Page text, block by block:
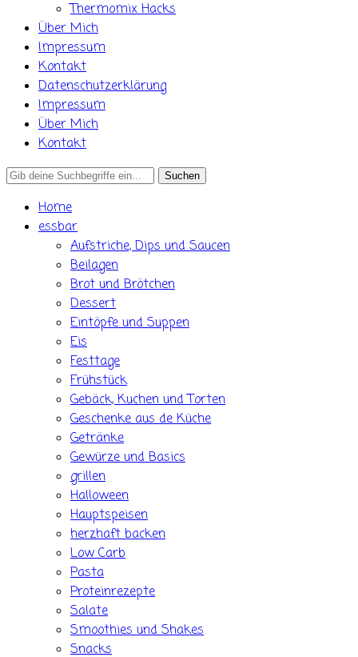
Thermomix Hacks
Über Mich
Impressum
Kontakt
Datenschutzerklärung
Impressum
Über Mich
Kontakt
Search
Home
essbar
Aufstriche, Dips und Saucen
Beilagen
Brot und Brötchen
Dessert
Eintöpfe und Suppen
Eis
Festtage
Frühstück
Gebäck, Kuchen und Torten
Geschenke aus de Küche
Getränke
Gewürze und Basics
grillen
Halloween
Hauptspeisen
herzhaft backen
Low Carb
Pasta
Proteinrezepte
Salate
Smoothies und Shakes
Snacks